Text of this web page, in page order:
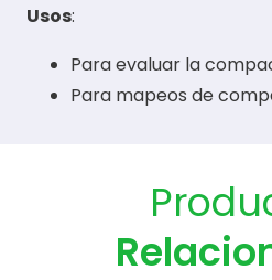
Usos:
Para evaluar la
Para mapeos de